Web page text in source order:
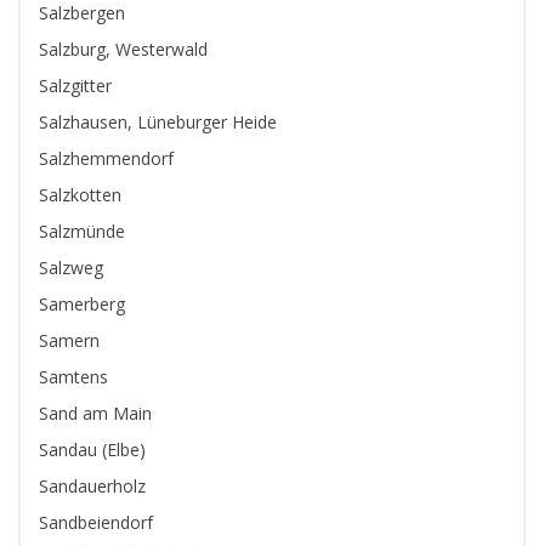
Salzbergen
Salzburg, Westerwald
Salzgitter
Salzhausen, Lüneburger Heide
Salzhemmendorf
Salzkotten
Salzmünde
Salzweg
Samerberg
Samern
Samtens
Sand am Main
Sandau (Elbe)
Sandauerholz
Sandbeiendorf